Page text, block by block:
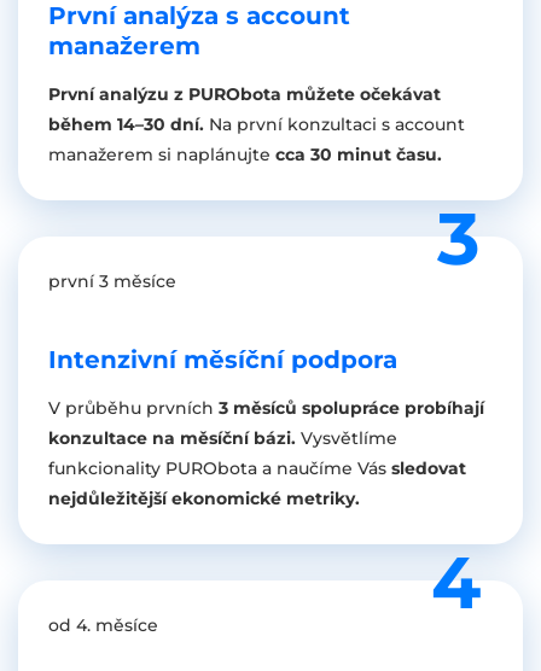
První analýza s account
manažerem
První analýzu z PURObota můžete očekávat
během 14–30 dní. Na první konzultaci s account
manažerem si naplánujte cca 30 minut času.
první 3 měsíce
Intenzivní měsíční podpora
V průběhu prvních 3 měsíců spolupráce probíhají
konzultace na měsíční bázi. Vysvětlíme
funkcionality PURObota a naučíme Vás sledovat
nejdůležitější ekonomické metriky.
od 4. měsíce